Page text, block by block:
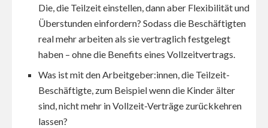
Die, die Teilzeit einstellen, dann aber Flexibilität und
Überstunden einfordern? Sodass die Beschäftigten
real mehr arbeiten als sie vertraglich festgelegt
haben – ohne die Benefits eines Vollzeitvertrags.
Was ist mit den Arbeitgeber:innen, die Teilzeit-
Beschäftigte, zum Beispiel wenn die Kinder älter
sind, nicht mehr in Vollzeit-Verträge zurückkehren
lassen?